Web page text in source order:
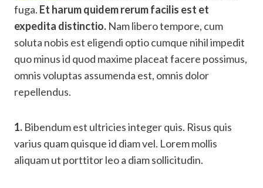
fuga. Et harum quidem rerum facilis est et
expedita distinctio. Nam libero tempore, cum
soluta nobis est eligendi optio cumque nihil impedit
quo minus id quod maxime placeat facere possimus,
omnis voluptas assumenda est, omnis dolor
repellendus.
1. Bibendum est ultricies integer quis. Risus quis
varius quam quisque id diam vel. Lorem mollis
aliquam ut porttitor leo a diam sollicitudin.